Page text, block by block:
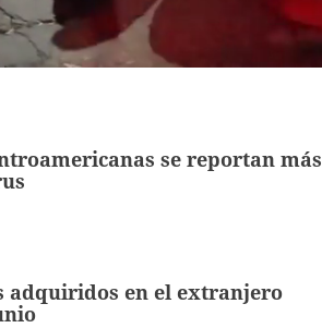
se reportan más
adquiridos en el extranjero